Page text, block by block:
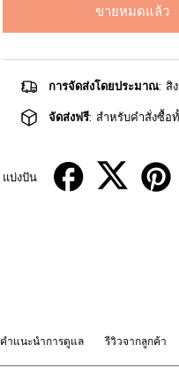
ขายหมดแล้ว
การจัดส่งโดยประมาณ: สิ
จัดส่งฟรี: สำหรับคำสั่งซื้อ
แบ่งปัน
คำแนะนำการดูแล รีวิวจากลูกค้า